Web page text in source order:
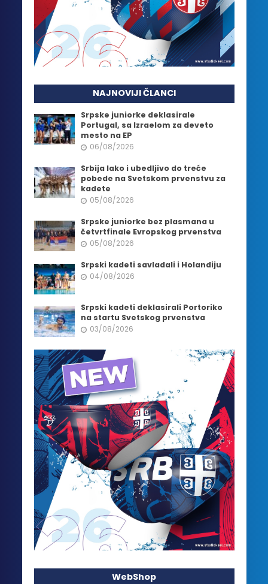
NAJNOVIJI ČLANCI
Srpske juniorke deklasirale
Portugal, sa Izraelom za deveto
mesto na EP
06/08/2026
Srbija lako i ubedljivo do treće
pobede na Svetskom prvenstvu za
kadete
05/08/2026
Srpske juniorke bez plasmana u
četvrtfinale Evropskog prvenstva
05/08/2026
Srpski kadeti savladali i Holandiju
04/08/2026
Srpski kadeti deklasirali Portoriko
na startu Svetskog prvenstva
03/08/2026
WebShop